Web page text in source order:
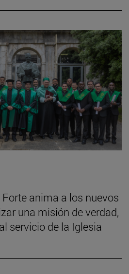
anima a los nuevos
una misión de verdad,
servicio de la Iglesia